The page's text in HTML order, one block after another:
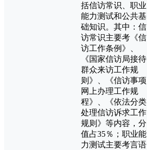
括信访常识、职业
能力测试和公共基
础知识。其中：信
访常识主要考《信
访工作条例》、
《国家信访局接待
群众来访工作规
则》、《信访事项
网上办理工作规
程》、《依法分类
处理信访诉求工作
规则》等内容，分
值占35％；职业能
力测试主要考言语